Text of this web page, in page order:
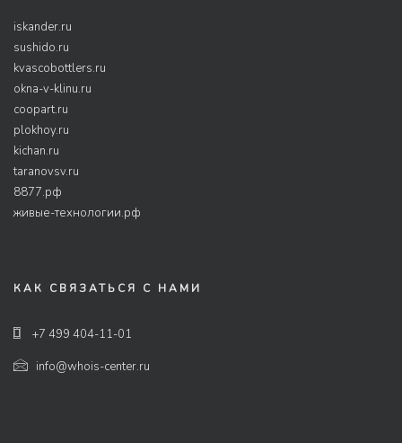
iskander.ru
sushido.ru
kvascobottlers.ru
okna-v-klinu.ru
coopart.ru
plokhoy.ru
kichan.ru
taranovsv.ru
8877.рф
живые-технологии.рф
КАК СВЯЗАТЬСЯ С НАМИ
+7 499 404-11-01
info@whois-center.ru